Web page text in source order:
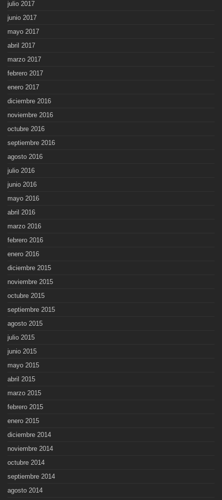
julio 2017
junio 2017
mayo 2017
abril 2017
marzo 2017
febrero 2017
enero 2017
diciembre 2016
noviembre 2016
octubre 2016
septiembre 2016
agosto 2016
julio 2016
junio 2016
mayo 2016
abril 2016
marzo 2016
febrero 2016
enero 2016
diciembre 2015
noviembre 2015
octubre 2015
septiembre 2015
agosto 2015
julio 2015
junio 2015
mayo 2015
abril 2015
marzo 2015
febrero 2015
enero 2015
diciembre 2014
noviembre 2014
octubre 2014
septiembre 2014
agosto 2014